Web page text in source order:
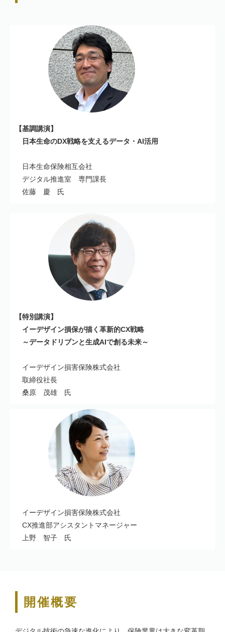
【基調講演】
日本生命のDX戦略を支えるデータ・AI活用
日本生命保険相互会社
デジタル推進室 専門課長
佐藤 慶 氏
【特別講演】
イーデザイン損保が描く革新的CX戦略
～データドリブンと生成AIで創る未来～
イーデザイン損害保険株式会社
取締役社長
桑原 茂雄 氏
イーデザイン損害保険株式会社
CX推進部アシスタントマネージャー
上野 智子 氏
開催概要